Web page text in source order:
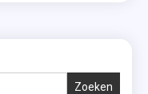
Zoeken